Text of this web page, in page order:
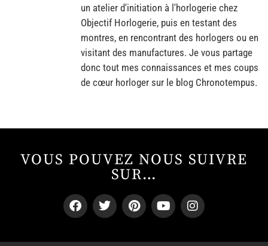
un atelier d'initiation à l'horlogerie chez
Objectif Horlogerie, puis en testant des
montres, en rencontrant des horlogers ou en
visitant des manufactures. Je vous partage
donc tout mes connaissances et mes coups
de cœur horloger sur le blog Chronotempus.
VOUS POUVEZ NOUS SUIVRE
SUR…